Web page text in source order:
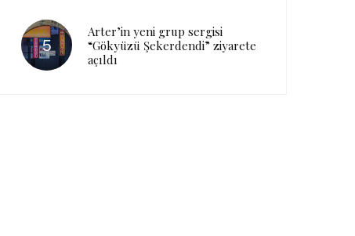
Arter’in yeni grup sergisi
“Gökyüzü Şekerdendi” ziyarete
açıldı